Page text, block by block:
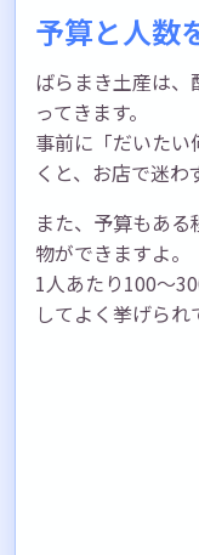
予算と人数
ばらまき土産は、
ってきます。
事前に「だいた
くと、お店で迷わ
また、予算もあ
物ができますよ。
1人あたり100〜
してよく挙げられ